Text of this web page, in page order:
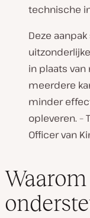
technische
Deze
in plaats
meerdere
minder
opleveren. –
Officer van